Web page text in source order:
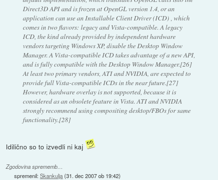
Direct3D API and is frozen at OpenGL version 1.4, or an
application can use an Installable Client Driver (ICD) , which
comes in two flavors: legacy and Vista-compatible. A legacy
ICD, the kind already provided by independent hardware
vendors targeting Windows XP, disable the Desktop Window
Manager. A Vista-compatible ICD takes advantage of a new API,
and is fully compatible with the Desktop Window Manager.[26]
At least two primary vendors, ATI and NVIDIA, are expected to
provide full Vista-compatible ICDs in the near future.[27]
However, hardware overlay is not supported, because it is
considered as an obsolete feature in Vista. ATI and NVIDIA
strongly recommend using compositing desktop/FBOs for same
functionality.[28]
Idilično so to izvedli ni kaj
Zgodovina sprememb…
spremenil:Skankulja(31. dec 2007 ob 19:42)